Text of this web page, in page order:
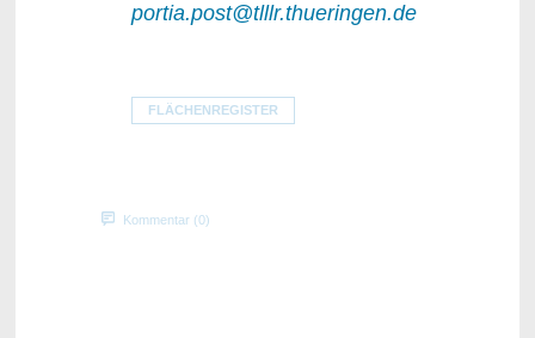
portia.post@tlllr.thueringen.de
FLÄCHENREGISTER
Kommentar (0)